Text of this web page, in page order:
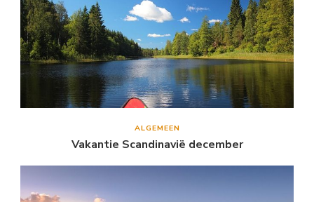
ALGEMEEN
Vakantie Scandinavië december